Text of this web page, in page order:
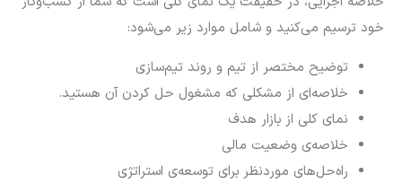
خود ترسیم می‌کنید و شامل موارد زیر می‌شود:
توضیح مختصر از تیم و روند تیم‌سازی
خلاصه‌ای از مشکلی که مشغول حل کردن آن هستید.
نمای کلی از بازار هدف
خلاصه‌ی وضعیت مالی
راه‌حل‌های موردنظر برای توسعه‌ی استراتژی